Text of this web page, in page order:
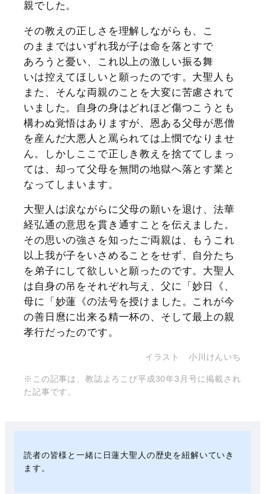
親でした。
その教えの正しさを理解しながらも、こ
のままではいずれ我が子は命を落とすで
あろうと憂い、これ以上の激しい振る舞
いは控えてほしいと願ったのです。大聖人も
また、そんな両親のことを大変に苦慮されて
いました。自身の身はどれほど傷つこうとも
構わぬ覚悟はありますが、恩ある父母が悪僧
を産んだ大悪人と罵られては上憫でなりませ
ん。しかしここで正しき教えを捨ててしまっ
ては、却って父母を無間の地獄へ落とす業と
なってしまいます。
大聖人は涙ながらに父母の願いを退け、法華
経弘通の意思を貫き通すことを伝えました。
その思いの強さを知ったご両親は、もうこれ
以上我が子をいさめることをせず、自分たち
を弟子にして欲しいと願ったのです。大聖人
は自身の吊をそれぞれ与え、父に「妙日《、
母に「妙蓮《の法号を授けました。これが今
の善日麿に出来る精一杯の、そして最上の親
孝行だったのです。
イラスト 小川けんいち
※この記事は、教誌よろこび平成30年3月号に掲載され
た記事です。
読者の皆様と一緒に日蓮大聖人の歴史を紐解いていき
ます。